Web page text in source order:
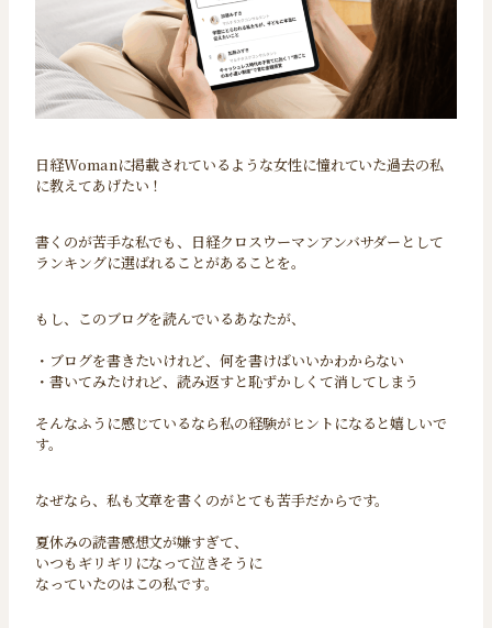
日経Womanに掲載されているような女性に憧れていた過去の私
に教えてあげたい！
書くのが苦手な私でも、日経クロスウーマンアンバサダーとして
ランキングに選ばれることがあることを。
もし、このブログを読んでいるあなたが、
・ブログを書きたいけれど、何を書けばいいかわからない
・書いてみたけれど、読み返すと恥ずかしくて消してしまう
そんなふうに感じているなら私の経験がヒントになると嬉しいで
す。
なぜなら、私も文章を書くのがとても苦手だからです。
夏休みの読書感想文が嫌すぎて、
いつもギリギリになって泣きそうに
なっていたのはこの私です。